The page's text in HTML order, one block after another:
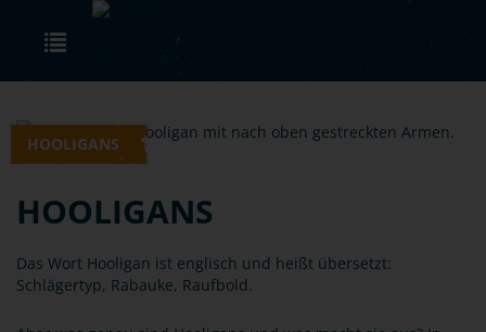
Skip to main content
HOOLIGANS
HOOLIGANS
Das Wort Hooligan ist englisch und heißt übersetzt:
Schlägertyp, Rabauke, Raufbold.